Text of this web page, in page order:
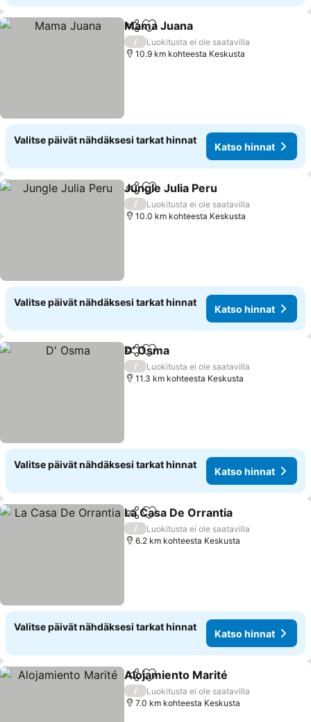
Jaa Lisää suosikkeihin
Mama Juana
/
Luokitusta ei ole saatavilla
10.9 km kohteesta Keskusta
Valitse päivät nähdäksesi tarkat hinnat
Katso hinnat
Jaa Lisää suosikkeihin
Jungle Julia Peru
/
Luokitusta ei ole saatavilla
10.0 km kohteesta Keskusta
Valitse päivät nähdäksesi tarkat hinnat
Katso hinnat
Jaa Lisää suosikkeihin
D' Osma
/
Luokitusta ei ole saatavilla
11.3 km kohteesta Keskusta
Valitse päivät nähdäksesi tarkat hinnat
Katso hinnat
Jaa Lisää suosikkeihin
La Casa De Orrantia
/
Luokitusta ei ole saatavilla
6.2 km kohteesta Keskusta
Valitse päivät nähdäksesi tarkat hinnat
Katso hinnat
Jaa Lisää suosikkeihin
Alojamiento Marité
/
Luokitusta ei ole saatavilla
7.0 km kohteesta Keskusta